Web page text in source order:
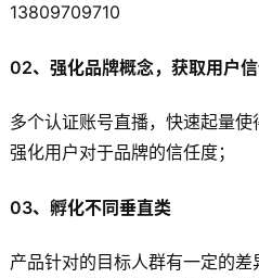
13809709710
02、强化品牌概念，获取用户
多个认证账号直播，快速起量使
强化用户对于品牌的信任度；
03、孵化不同垂直类
产品针对的目标人群有一定的